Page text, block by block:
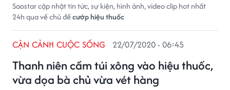
Saostar cập nhật tin tức, sự kiện, hình ảnh, video clip hot nhất
24h qua về chủ đềcướp hiệu thuốc
Thanh niên cầm túi xông vào hiệu thuốc,
vừa dọa bà chủ vừa vét hàng
CẬN CẢNH CUỘC SỐNG 22/07/2020 - 06:45